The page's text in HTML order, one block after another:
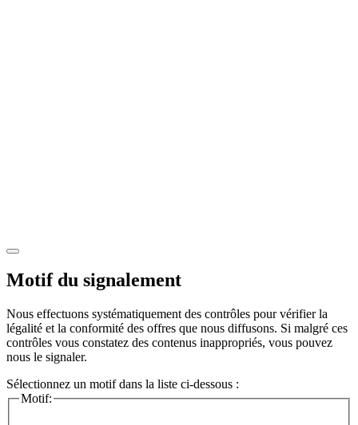
Motif du signalement
Nous effectuons systématiquement des contrôles pour vérifier la
légalité et la conformité des offres que nous diffusons. Si malgré ces
contrôles vous constatez des contenus inappropriés, vous pouvez
nous le signaler.
Sélectionnez un motif dans la liste ci-dessous :
Motif: